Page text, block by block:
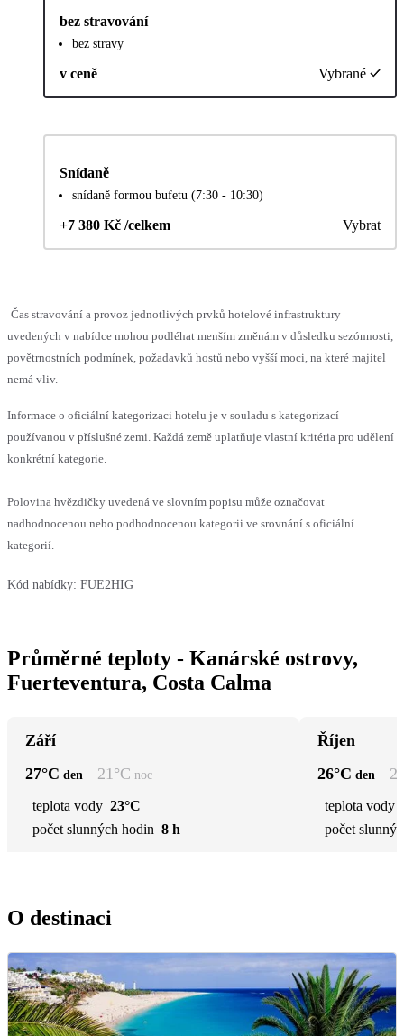
bez stravování
bez stravy
v ceně Vybrané
Snídaně
snídaně formou bufetu (7:30 - 10:30)
+7 380 Kč /celkem Vybrat
Čas stravování a provoz jednotlivých prvků hotelové infrastruktury
uvedených v nabídce mohou podléhat menším změnám v důsledku sezónnosti,
povětrnostních podmínek, požadavků hostů nebo vyšší moci, na které majitel
nemá vliv.
Informace o oficiální kategorizaci hotelu je v souladu s kategorizací
používanou v příslušné zemi. Každá země uplatňuje vlastní kritéria pro udělení
konkrétní kategorie.
Polovina hvězdičky uvedená ve slovním popisu může označovat
nadhodnocenou nebo podhodnocenou kategorii ve srovnání s oficiální
kategorií.
Kód nabídky: FUE2HIG
Průměrné teploty - Kanárské ostrovy,
Fuerteventura, Costa Calma
Září
27°C den 21 °C noc
teplota vody 23°C
počet slunných hodin 8 h
Říjen
26°C den
teplota vody
počet
O destinaci